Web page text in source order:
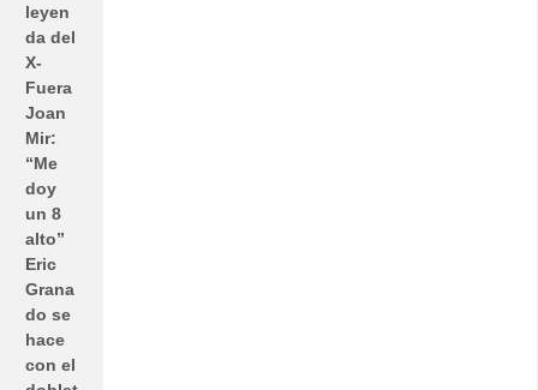
leyen
da del
X-
Fuera
Joan
Mir:
“Me
doy
un 8
alto”
Eric
Grana
do se
hace
con el